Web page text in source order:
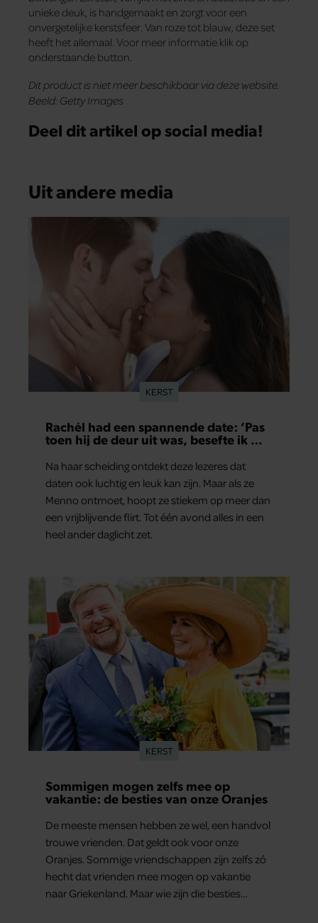
unieke deuk, is handgemaakt en zorgt voor een
onvergetelijke kerstsfeer. Van roze tot blauw, deze set
heeft het allemaal. Voor meer informatie klik op
onderstaande button.
Dit product is niet meer beschikbaar via deze website.
Beeld: Getty Images
Deel dit artikel op social media!
Uit andere media
KERST
Rachél had een spannende date: ‘Pas
toen hij de deur uit was, besefte ik wat
Na haar scheiding ontdekt deze lezeres dat
daten ook luchtig en leuk kan zijn. Maar als ze
Menno ontmoet, hoopt ze stiekem op meer dan
een vrijblijvende flirt. Tot één avond alles in een
heel ander daglicht zet.
KERST
Sommigen mogen zelfs mee op
vakantie: de besties van onze Oranjes
De meeste mensen hebben ze wel, een handvol
trouwe vrienden. Dat geldt ook voor onze
Oranjes. Sommige vriendschappen zijn zelfs zó
hecht dat vrienden mee mogen op vakantie
naar Griekenland. Maar wie zijn die besties